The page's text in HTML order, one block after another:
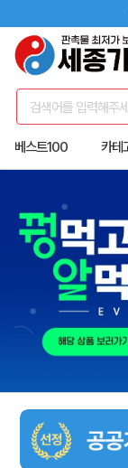
검색어를 입력해주
베스트100 카테